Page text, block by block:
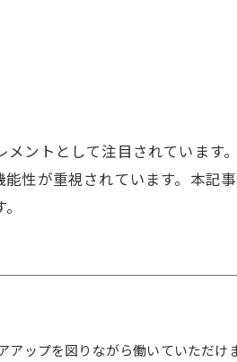
ントとして注目されています
性が重視されています。本記
ップを図りながら働いていただけ